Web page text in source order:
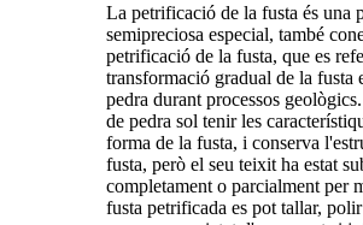
La petrificació de la fusta és una
semipreciosa especial, també
petrificació de la fusta, que es
transformació gradual de la fusta
pedra durant processos
de pedra sol tenir les
forma de la fusta, i conserva
fusta, però el seu teixit ha estat
completament o parcialment per
fusta petrificada es pot tallar,